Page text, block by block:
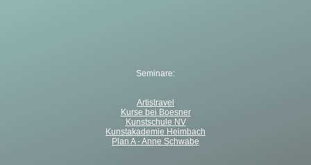
Seminare:
Artistravel
Kurse bei Boesner
Kunstschule NV
Kunstakademie Heimbach
Plan A - Anne Schwabe